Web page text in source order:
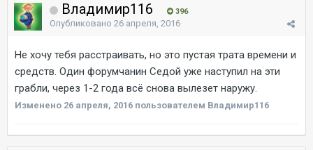
Владимир116 396
Опубликовано 26 апреля, 2016
Не хочу тебя расстраивать, но это пустая трата времени и
средств. Один форумчанин Седой уже наступил на эти
грабли, через 1-2 года всё снова вылезет наружу.
Изменено 26 апреля, 2016 пользователем Владимир116